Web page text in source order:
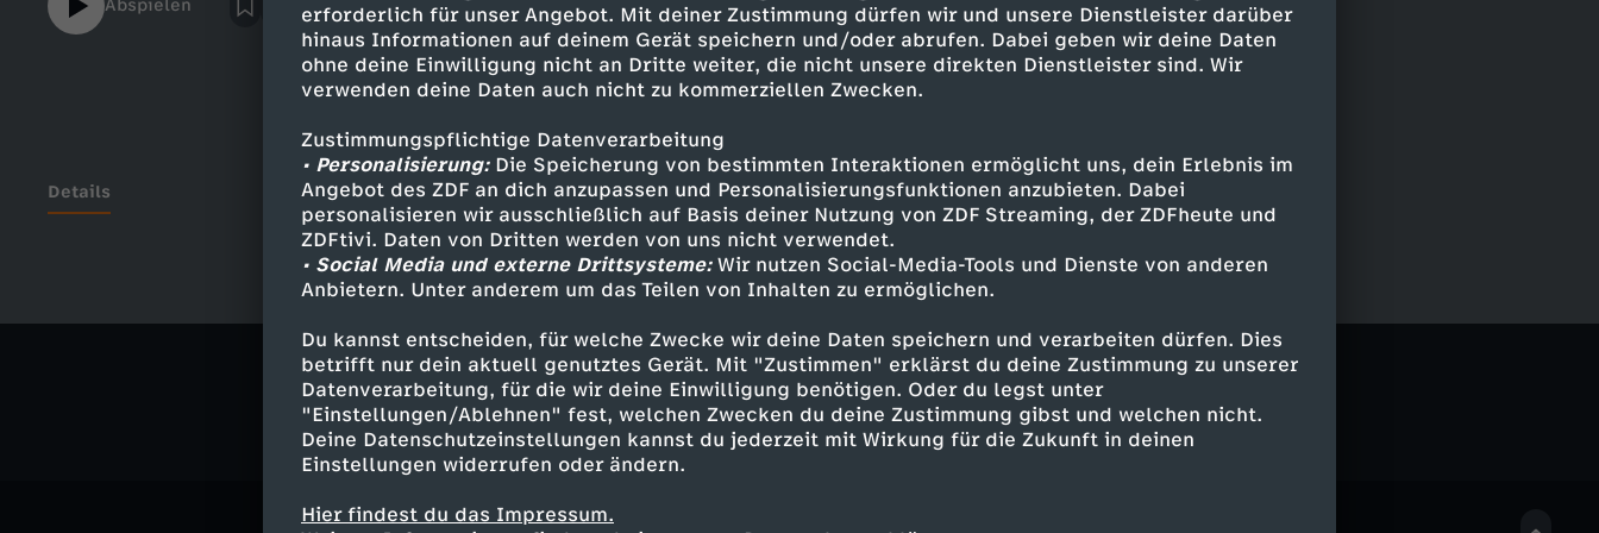
erforderlich für unser Angebot. Mit deiner Zustimmung dürfen wir und unsere Dienstleister darüber
hinaus Informationen auf deinem Gerät speichern und/oder abrufen. Dabei geben wir deine Daten
ohne deine Einwilligung nicht an Dritte weiter, die nicht unsere direkten Dienstleister sind. Wir
verwenden deine Daten auch nicht zu kommerziellen Zwecken.
Zustimmungspflichtige Datenverarbeitung
• Personalisierung:Die Speicherung von bestimmten Interaktionen ermöglicht uns, dein Erlebnis im
Angebot des ZDF an dich anzupassen und Personalisierungsfunktionen anzubieten. Dabei
personalisieren wir ausschließlich auf Basis deiner Nutzung von ZDF Streaming, der ZDFheute und
ZDFtivi. Daten von Dritten werden von uns nicht verwendet.
• Social Media und externe Drittsysteme:Wir nutzen Social-Media-Tools und Dienste von anderen
Anbietern. Unter anderem um das Teilen von Inhalten zu ermöglichen.
Du kannst entscheiden, für welche Zwecke wir deine Daten speichern und verarbeiten dürfen. Dies
betrifft nur dein aktuell genutztes Gerät. Mit "Zustimmen" erklärst du deine Zustimmung zu unserer
Datenverarbeitung, für die wir deine Einwilligung benötigen. Oder du legst unter
"Einstellungen/Ablehnen" fest, welchen Zwecken du deine Zustimmung gibst und welchen nicht.
Deine Datenschutzeinstellungen kannst du jederzeit mit Wirkung für die Zukunft in deinen
Einstellungen widerrufen oder ändern.
Hier findest du das Impressum.
verlassen?
Abspielen
Details
Ähnliche Inhalte entdecken
Gesellschaft Reportage hintergründig Untertitel reporter